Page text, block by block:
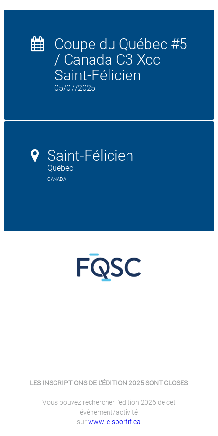
Coupe du Québec #5
/ Canada C3 Xcc
Saint-Félicien
05/07/2025
Saint-Félicien
Québec
CANADA
LES INSCRIPTIONS DE L'ÉDITION 2025 SONT CLOSES
Vous pouvez rechercher l'édition 2026 de cet
évènement/activité
surwww.le-sportif.ca